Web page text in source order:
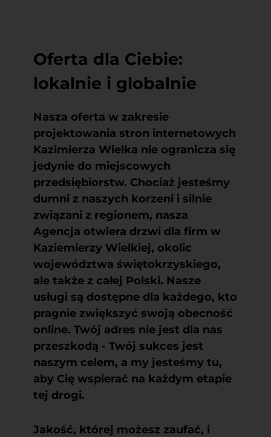
Oferta dla Ciebie:
lokalnie i globalnie
Nasza oferta w zakresie
projektowania stron internetowych
Kazimierza Wielka nie ogranicza się
jedynie do miejscowych
przedsiębiorstw. Chociaż jesteśmy
dumni z naszych korzeni i silnie
związani z regionem, nasza
Agencja otwiera drzwi dla firm w
Kaziemierzy Wielkiej, okolic
województwa świętokrzyskiego,
ale także z całej Polski. Nasze
usługi są dostępne dla każdego, kto
pragnie zwiększyć swoją obecność
online. Twój adres nie jest dla nas
przeszkodą - Twój sukces jest
naszym celem, a my jesteśmy tu,
aby Cię wspierać na każdym etapie
tej drogi.
Jakość, której możesz zaufać, i